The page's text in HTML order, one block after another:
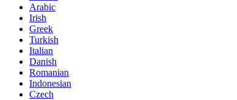
Arabic
Irish
Greek
Turkish
Italian
Danish
Romanian
Indonesian
Czech